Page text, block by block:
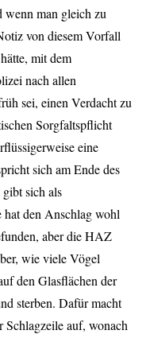
wenn man gleich zu
von diesem Vorfall
mit dem
nach allen
sei, einen Verdacht zu
Sorgfaltspflicht
eine
sich am Ende des
sich als
hat den Anschlag wohl
aber die HAZ
wie viele Vögel
den Glasflächen der
sterben. Dafür macht
auf, wonach